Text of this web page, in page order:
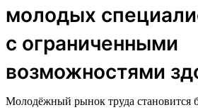
молодых
с ограниченными
возможностями
Молодёжный рынок труда становится